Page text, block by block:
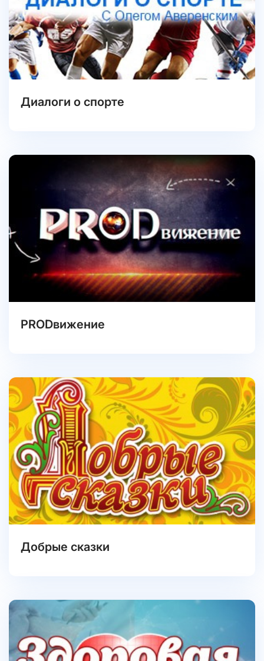
Диалоги о спорте
PRODвижение
Добрые сказки